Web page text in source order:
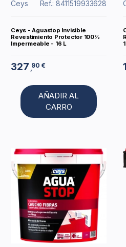
Ceys Ref.: 8411519933628
Ceys - Aguastop Invisible
Revestimiento Protector 100%
Impermeable - 16 L
327 ,90 €
AÑADIR AL
CARRO